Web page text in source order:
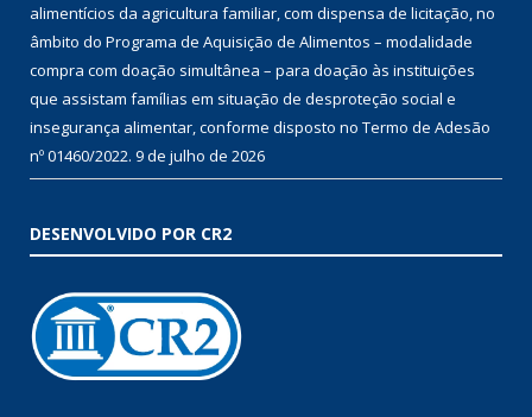
alimentícios da agricultura familiar, com dispensa de licitação, no
âmbito do Programa de Aquisição de Alimentos – modalidade
compra com doação simultânea – para doação às instituições
que assistam famílias em situação de desproteção social e
insegurança alimentar, conforme disposto no Termo de Adesão
nº 01460/2022. 9 de julho de 2026
DESENVOLVIDO POR CR2